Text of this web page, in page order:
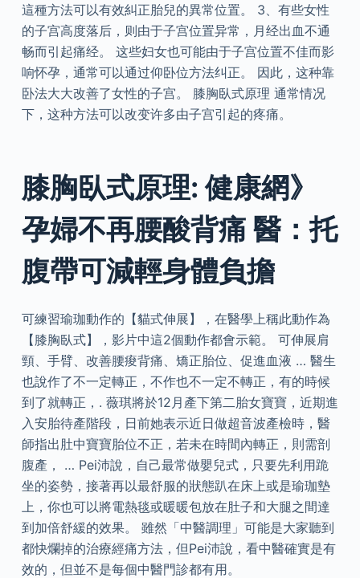
這種方法可以有效糾正胎兒的異常位置。 3、有些女性
的子宫高度落后，则由于子宫位置异常，月经出血不通
畅而引起痛经。 这些妇女也可能由于子宫位置不佳而影
响怀孕，通常可以通过仰卧位方法纠正。 因此，这种靠
卧法大大改善了女性的子宫。 膝胸臥式原理 通常情况
下，这种方法可以改变许多由子宫引起的疼痛。
膝胸臥式原理: 健康網》
孕婦不再腰酸背痛 醫：托
腹帶可減輕身體負擔
可練習瑜珈動作的【貓式伸展】，在醫學上稱此動作為
【膝胸臥式】，影片中這2個動作都會示範。 可伸展肩
頸、手臂、改善腰痠背痛、矯正胎位、促進血液 … 醫生
也說作了不一定轉正，不作也不一定不轉正，有的時候
到了就轉正，. 薇琪將於12月產下第二胎女寶寶，近期進
入安胎待產階段，日前她表示近日做超音波產檢時，醫
師指出肚中寶寶胎位不正，若未在時間內轉正，則需剖
腹產， … Pei沛說，自己最常做嬰兒式，只要先利用跪
坐的姿勢，接著再以最舒服的狀態趴在床上或是瑜珈墊
上，你也可以將電熱毯或暖暖包放在肚子和大腿之間達
到加倍舒緩的效果。 雖然「中醫調理」可能是大家聽到
都快爛掉的治療經痛方法，但Pei沛說，看中醫確實是有
效的，但並不是每個中醫門診都有用。